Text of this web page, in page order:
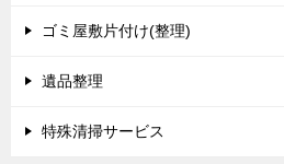
ゴミ屋敷片付け(整理)
遺品整理
特殊清掃サービス